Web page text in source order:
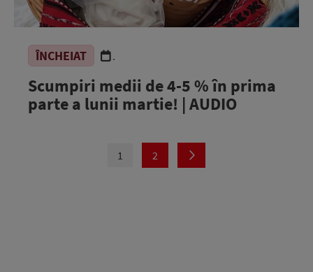
ÎNCHEIAT .
Scumpiri medii de 4-5 % în prima
parte a lunii martie! | AUDIO
1 2